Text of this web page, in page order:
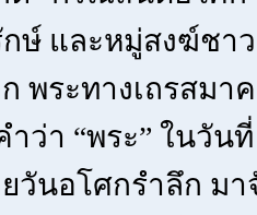
ษ์ และหมู่สงฆ์ชา
พระทางเถรสม
ว่า “พระ” ในวัน
วันอโศกรำลึก ม